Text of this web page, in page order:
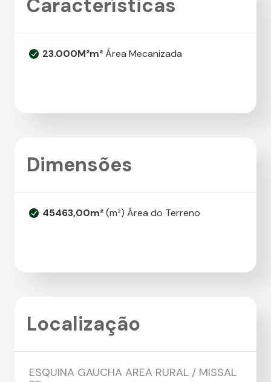
Características
23.000M²m²Área Mecanizada
Dimensões
45463,00m²(m²) Área do Terreno
Localização
ESQUINA GAUCHA AREA RURAL / MISSAL